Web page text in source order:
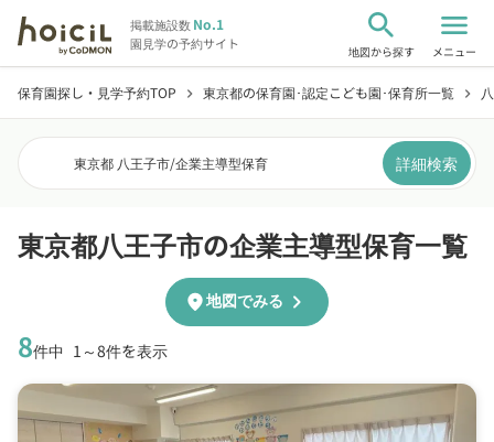
掲載施設数No.1
園見学の予約サイト
search
地図から探す
menu
メニュー
保育園探し・見学予約TOP chevron_right 東京都の保育園･認定こども園･保育所一覧 chevron_right
東京都 八王子市/企業主導型保育 詳細検索
東京都八王子市の企業主導型保育一覧
8件中 1～8件を表示
location_on地図でみる chevron_right